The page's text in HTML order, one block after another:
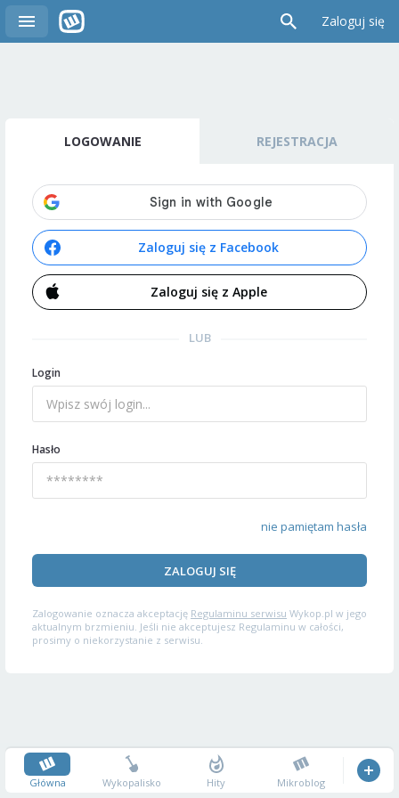
Zaloguj się
LOGOWANIE REJESTRACJA
Zaloguj się z Facebook
Zaloguj się z Apple
LUB
Login
Hasło
nie pamiętam hasła
ZALOGUJ SIĘ
Zalogowanie oznacza akceptację Regulaminu serwisu Wykop.pl w jego
aktualnym brzmieniu. Jeśli nie akceptujesz Regulaminu w całości,
prosimy o niekorzystanie z serwisu.
Główna Wykopalisko Hity Mikroblog